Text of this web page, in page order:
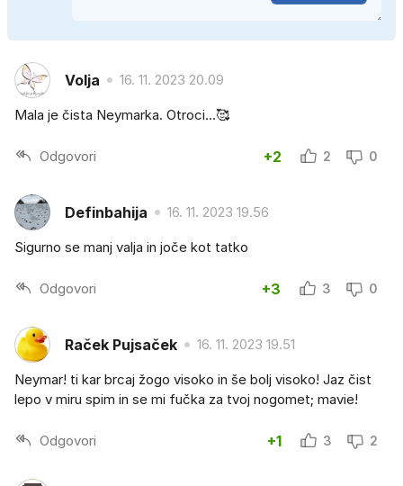
Volja 16. 11. 2023 20.09
Mala je čista Neymarka. Otroci...🥰
Odgovori +2 2 0
Definbahija 16. 11. 2023 19.56
Sigurno se manj valja in joče kot tatko
Odgovori +3 3 0
Raček Pujsaček 16. 11. 2023 19.51
Neymar! ti kar brcaj žogo visoko in še bolj visoko! Jaz čist
lepo v miru spim in se mi fučka za tvoj nogomet; mavie!
Odgovori +1 3 2